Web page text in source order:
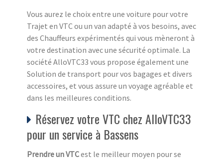
Vous aurez le choix entre une voiture pour votre
Trajet en VTC ou un van adapté à vos besoins, avec
des Chauffeurs expérimentés qui vous mèneront à
votre destination avec une sécurité optimale. La
société AlloVTC33 vous propose également une
Solution de transport pour vos bagages et divers
accessoires, et vous assure un voyage agréable et
dans les meilleures conditions.
Réservez votre VTC chez AlloVTC33
pour un service à Bassens
Prendre un VTCest le meilleur moyen pour se